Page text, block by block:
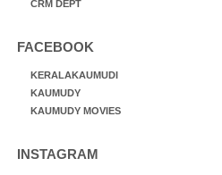
CRM DEPT
FACEBOOK
KERALAKAUMUDI
KAUMUDY
KAUMUDY MOVIES
INSTAGRAM